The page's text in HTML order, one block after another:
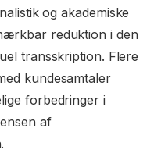
og akademiske
reduktion i den
transskription. Flere
kundesamtaler
forbedringer i
af